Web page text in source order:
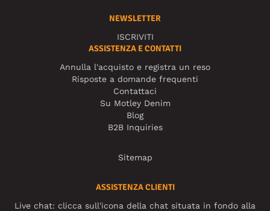
NEWSLETTER
ISCRIVITI
ASSISTENZA E CONTATTI
Annulla l'acquisto e registra un reso
Risposte a domande frequenti
Contattaci
Su Motley Denim
Blog
B2B Inquiries
Sitemap
ASSISTENZA CLIENTI
Live chat: clicca sull'icona della chat situata in fondo alla